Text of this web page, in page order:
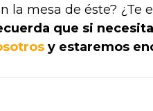
la mesa de éste? ¿Te
que si
y estaremos